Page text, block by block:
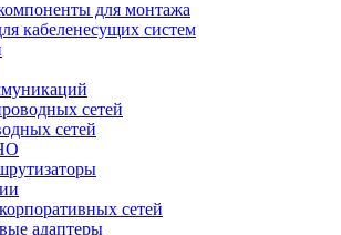
для монтажа
кабеленесущих систем
сетей
сетей
сетей
адаптеры